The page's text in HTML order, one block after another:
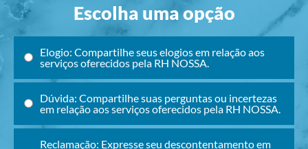
Escolha uma opção
Elogio: Compartilhe seus elogios em relação aos
serviços oferecidos pela RH NOSSA.
Dúvida: Compartilhe suas perguntas ou incertezas
em relação aos serviços oferecidos pela RH NOSSA.
Reclamação: Expresse seu descontentamento em